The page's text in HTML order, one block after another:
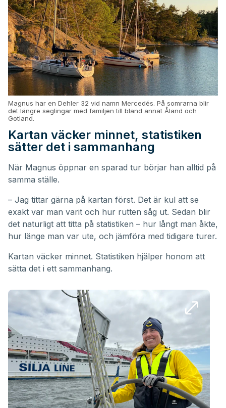
Magnus har en Dehler 32 vid namn Mercedés. På somrarna blir
det längre seglingar med familjen till bland annat Åland och
Gotland.
Kartan väcker minnet, statistiken
sätter det i sammanhang
När Magnus öppnar en sparad tur börjar han alltid på
samma ställe.
– Jag tittar gärna på kartan först. Det är kul att se
exakt var man varit och hur rutten såg ut. Sedan blir
det naturligt att titta på statistiken – hur långt man åkte,
hur länge man var ute, och jämföra med tidigare turer.
Kartan väcker minnet. Statistiken hjälper honom att
sätta det i ett sammanhang.